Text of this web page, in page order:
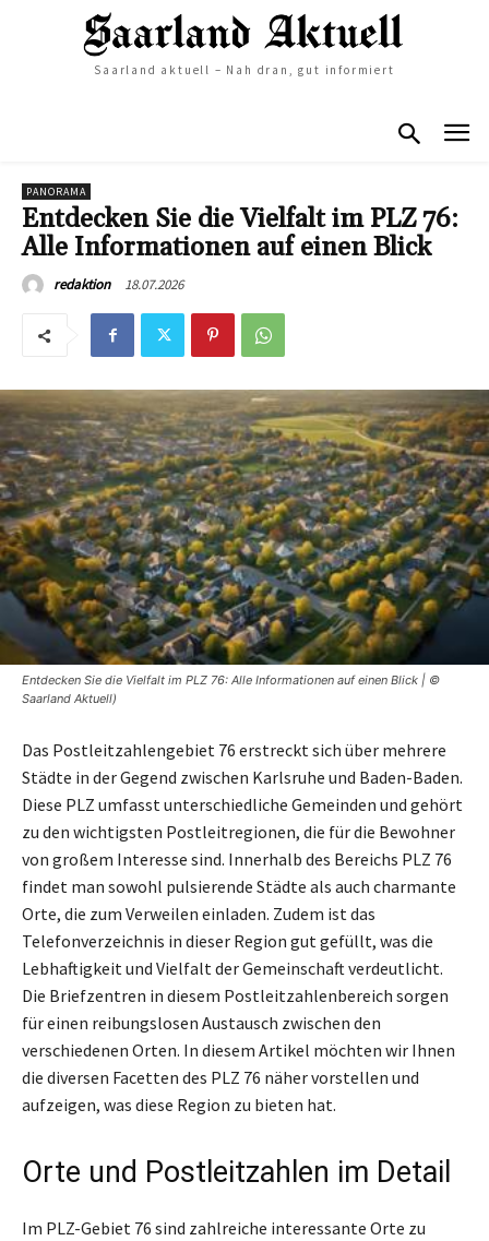
Saarland aktuell – Nah dran, gut informiert
PANORAMA
Entdecken Sie die Vielfalt im PLZ 76:
Alle Informationen auf einen Blick
redaktion 18.07.2026
Entdecken Sie die Vielfalt im PLZ 76: Alle Informationen auf einen Blick | ©
Saarland Aktuell)
Das Postleitzahlengebiet 76 erstreckt sich über mehrere
Städte in der Gegend zwischen Karlsruhe und Baden-Baden.
Diese PLZ umfasst unterschiedliche Gemeinden und gehört
zu den wichtigsten Postleitregionen, die für die Bewohner
von großem Interesse sind. Innerhalb des Bereichs PLZ 76
findet man sowohl pulsierende Städte als auch charmante
Orte, die zum Verweilen einladen. Zudem ist das
Telefonverzeichnis in dieser Region gut gefüllt, was die
Lebhaftigkeit und Vielfalt der Gemeinschaft verdeutlicht.
Die Briefzentren in diesem Postleitzahlenbereich sorgen
für einen reibungslosen Austausch zwischen den
verschiedenen Orten. In diesem Artikel möchten wir Ihnen
die diversen Facetten des PLZ 76 näher vorstellen und
aufzeigen, was diese Region zu bieten hat.
Orte und Postleitzahlen im Detail
Im PLZ-Gebiet 76 sind zahlreiche interessante Orte zu